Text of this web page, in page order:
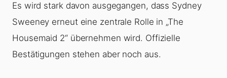
Es wird stark davon ausgegangen, dass Sydney
Sweeney erneut eine zentrale Rolle in „The
Housemaid 2“ übernehmen wird. Offizielle
Bestätigungen stehen aber noch aus.